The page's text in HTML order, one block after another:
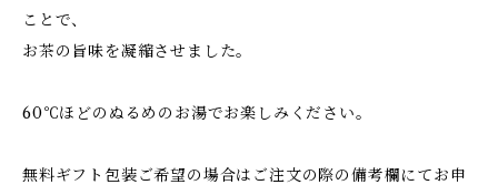
ことで、
お茶の旨味を凝縮させました。
60℃ほどのぬるめのお湯でお楽しみください。
無料ギフト包装ご希望の場合はご注文の際の備考欄にてお申